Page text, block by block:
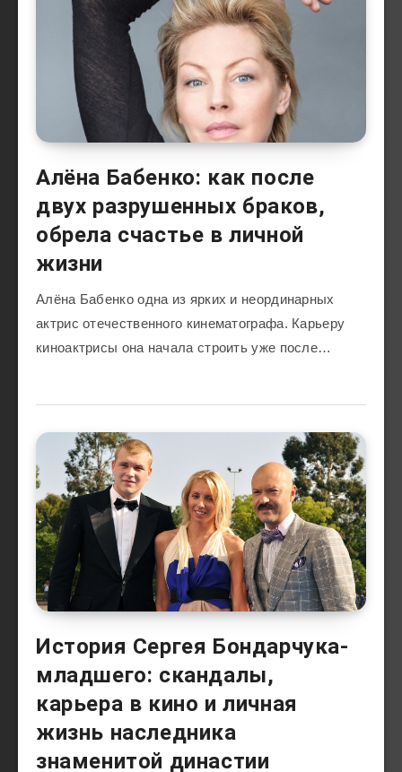
Алёна Бабенко: как после
двух разрушенных браков,
обрела счастье в личной
жизни
Алёна Бабенко одна из ярких и неординарных
актрис отечественного кинематографа. Карьеру
киноактрисы она начала строить уже после…
История Сергея Бондарчука-
младшего: скандалы,
карьера в кино и личная
жизнь наследника
знаменитой династии